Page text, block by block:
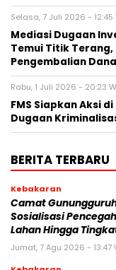
Selasa, 7 Juli 2026 - 12:45
Mediasi Dugaan
Temui Titik
Pengembalian Dana
Rabu, 1 Juli 2026 - 20:23
FMS Siapkan Aksi
Dugaan
BERITA TERBARU
Kebakaran
‎‎Camat
Sosialisasi
Lahan Hingga
Jumat, 7 Agu 2026 - 13:47